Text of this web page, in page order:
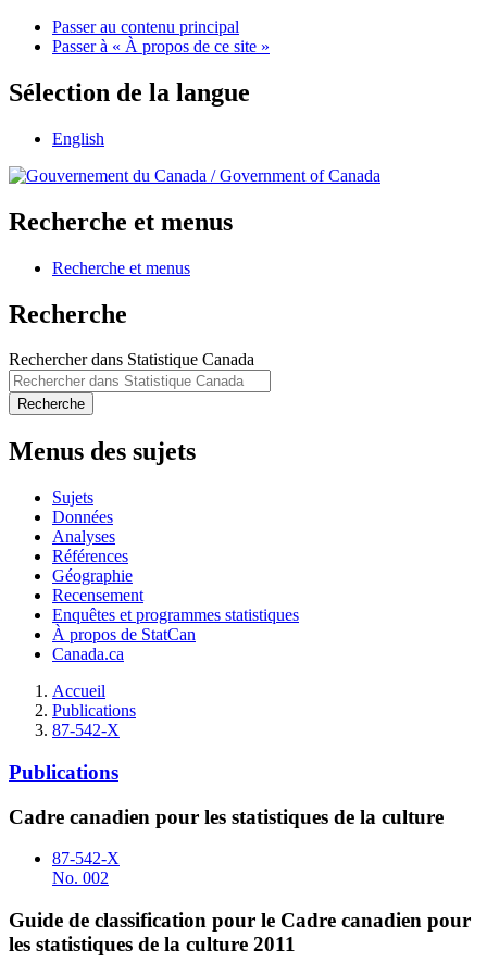
Passer au contenu principal
Passer à « À propos de ce site »
Sélection de la langue
English
/Government of Canada
Recherche et menus
Recherche et menus
Recherche
Rechercher dans Statistique Canada
Recherche
Menus des sujets
Sujets
Données
Analyses
Références
Géographie
Recensement
Enquêtes et programmes statistiques
À propos de StatCan
Canada.ca
Accueil
Publications
87-542-X
Publications
Cadre canadien pour les statistiques de la culture
87-542-X
No. 002
Guide de classification pour le Cadre canadien pour
les statistiques de la culture 2011